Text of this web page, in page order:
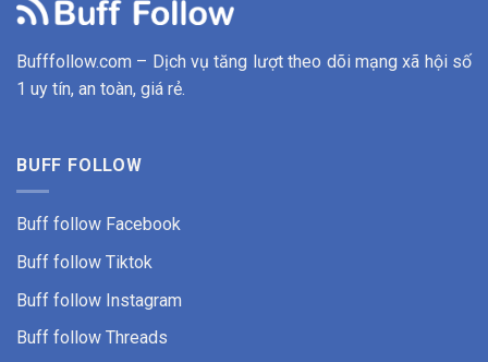
Bufffollow.com – Dịch vụ tăng lượt theo dõi mạng xã hội số
1 uy tín, an toàn, giá rẻ.
BUFF FOLLOW
Buff follow Facebook
Buff follow Tiktok
Buff follow Instagram
Buff follow Threads